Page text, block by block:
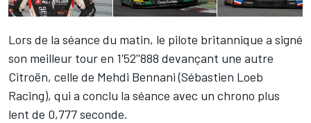
Lors de la séance du matin, le pilote britannique a signé
son meilleur tour en 1'52''888 devançant une autre
Citroën, celle de Mehdi Bennani (Sébastien Loeb
Racing), qui a conclu la séance avec un chrono plus
lent de 0,777 seconde.